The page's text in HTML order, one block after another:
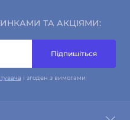
ТА АКЦІЯМИ:
Підпишіться
і згоден з вимогами